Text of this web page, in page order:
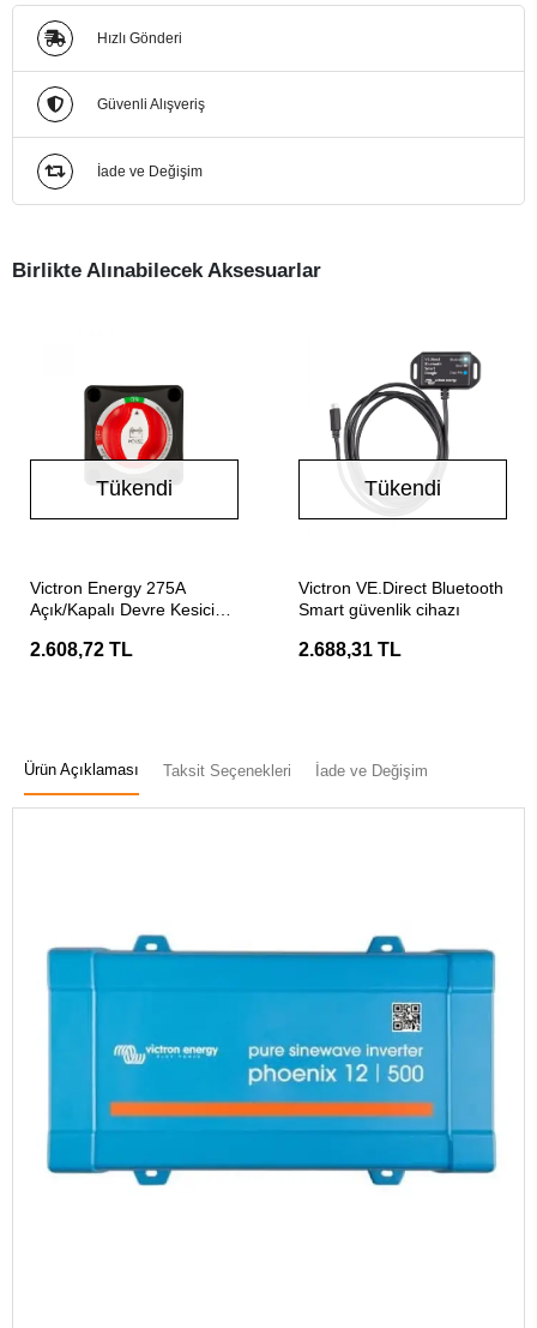
Hızlı Gönderi
Güvenli Alışveriş
İade ve Değişim
Birlikte Alınabilecek Aksesuarlar
Tükendi
Victron Energy 275A
Açık/Kapalı Devre Kesici
2.608,72 TL
Tükendi
Victron VE.Direct Bluetooth
Smart güvenlik cihazı
2.688,31 TL
Ürün Açıklaması Taksit Seçenekleri İade ve Değişim